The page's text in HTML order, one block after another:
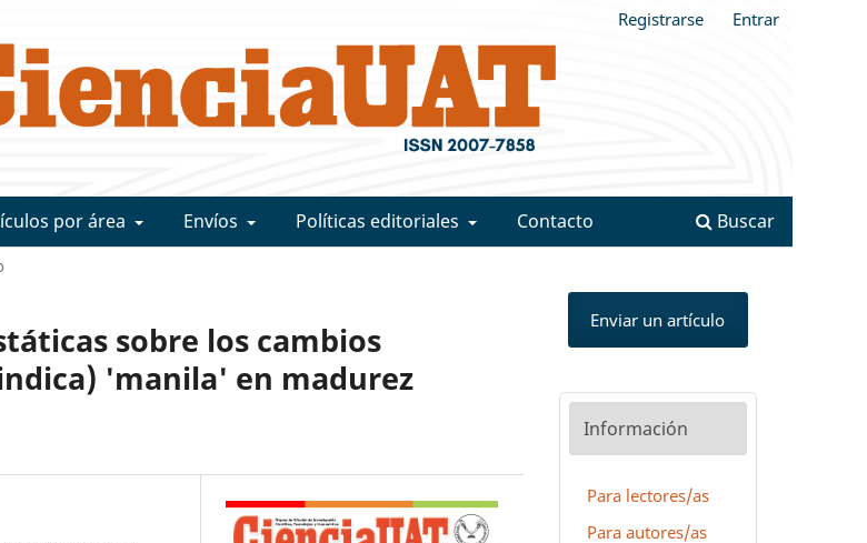
por área Envíos Políticas editoriales Contacto Buscar
Registrarse Entrar
sobre los cambios
'manila' en madurez
Enviar un artículo
Información
Para lectores/as
Para autores/as